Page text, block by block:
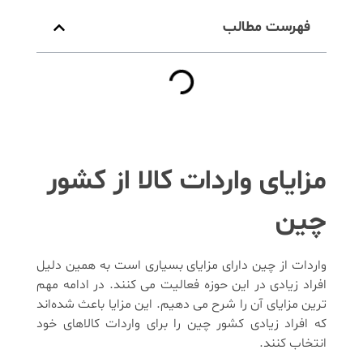
فهرست مطالب
مزایای واردات کالا از کشور
چین
واردات از چین دارای مزایای بسیاری است به همین دلیل
افراد زیادی در این حوزه فعالیت می کنند. در ادامه مهم
ترین مزایای آن را شرح می دهیم. این مزایا باعث شده‌اند
که افراد زیادی کشور چین را برای واردات کالاهای خود
انتخاب کنند.